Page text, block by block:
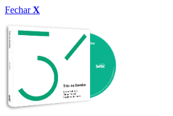
FecharX